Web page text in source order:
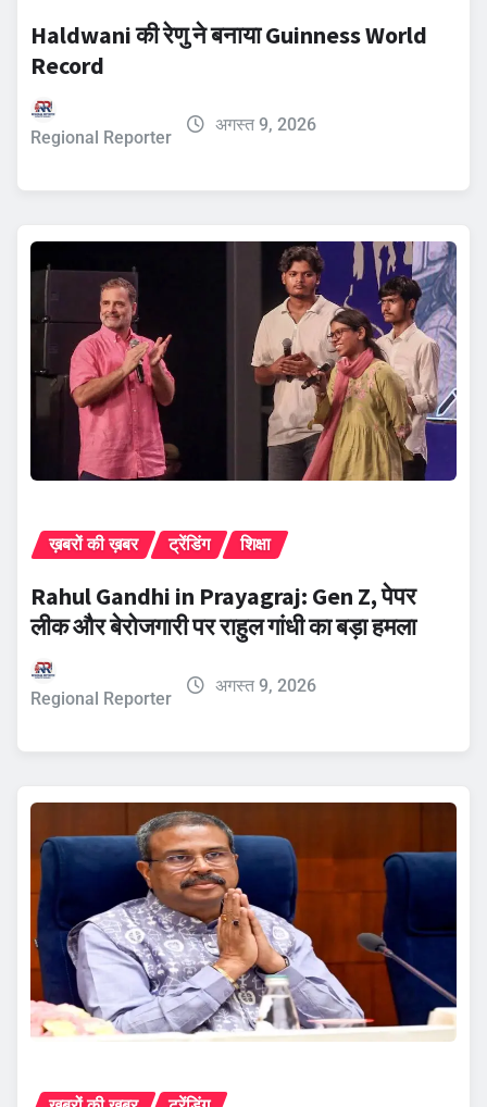
Haldwani की रेणु ने बनाया Guinness World
Record
Regional Reporter
अगस्त 9, 2026
ख़बरों की ख़बर ट्रेंडिंग शिक्षा
Rahul Gandhi in Prayagraj: Gen Z, पेपर
लीक और बेरोजगारी पर राहुल गांधी का बड़ा हमला
Regional Reporter
अगस्त 9, 2026